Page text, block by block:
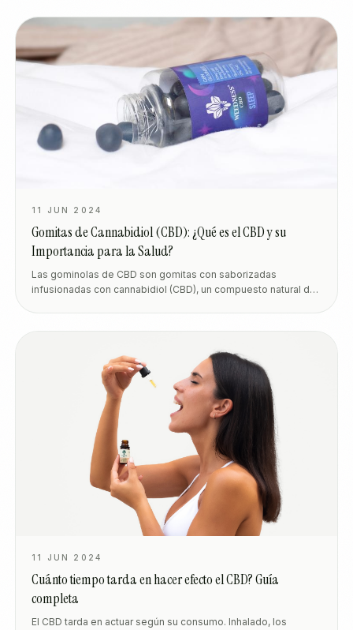
11 JUN 2024
Gomitas de Cannabidiol (CBD): ¿Qué es el CBD y su
Importancia para la Salud?
Las gominolas de CBD son gomitas con saborizadas
infusionadas con cannabidiol (CBD), un compuesto natural del
11 JUN 2024
Cuánto tiempo tarda en hacer efecto el CBD? Guía
completa
El CBD tarda en actuar según su consumo. Inhalado, los